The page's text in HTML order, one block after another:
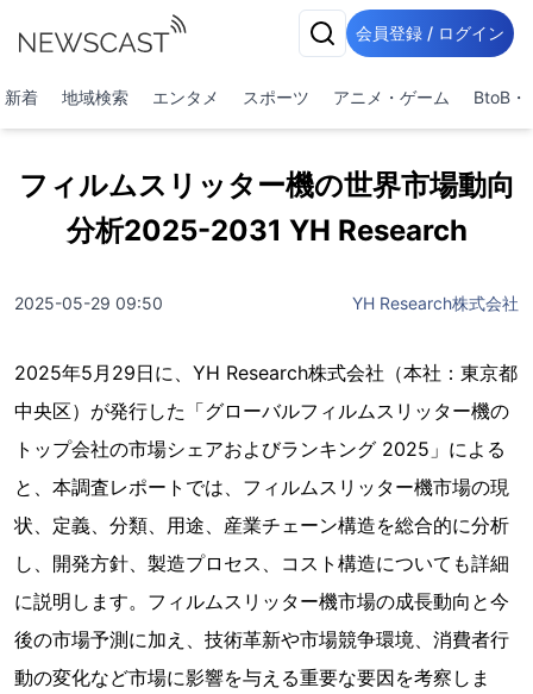
会員登録 / ログイン
新着 地域検索 エンタメ スポーツ アニメ・ゲーム BtoB・
フィルムスリッター機の世界市場動向
分析2025-2031 YH Research
2025-05-29 09:50 YH Research株式会社
2025年5月29日に、YH Research株式会社（本社：東京都
中央区）が発行した「グローバルフィルムスリッター機の
トップ会社の市場シェアおよびランキング 2025」による
と、本調査レポートでは、フィルムスリッター機市場の現
状、定義、分類、用途、産業チェーン構造を総合的に分析
し、開発方針、製造プロセス、コスト構造についても詳細
に説明します。フィルムスリッター機市場の成長動向と今
後の市場予測に加え、技術革新や市場競争環境、消費者行
動の変化など市場に影響を与える重要な要因を考察しま